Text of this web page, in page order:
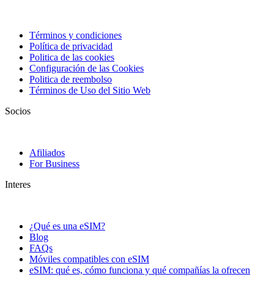
Términos y condiciones
Política de privacidad
Politica de las cookies
Configuración de las Cookies
Politica de reembolso
Términos de Uso del Sitio Web
Socios
Afiliados
For Business
Interes
¿Qué es una eSIM?
Blog
FAQs
Móviles compatibles con eSIM
eSIM: qué es, cómo funciona y qué compañías la ofrecen